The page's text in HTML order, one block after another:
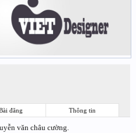
đăng Thông tin
văn châu cường.